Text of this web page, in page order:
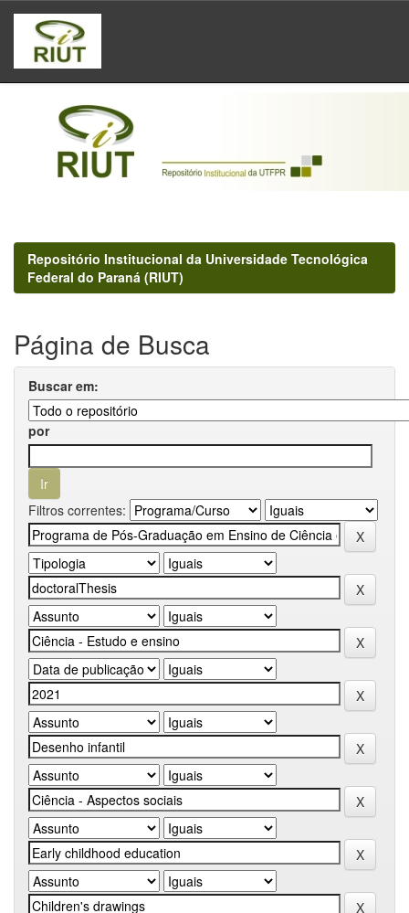
Skip
navigation
Repositório Institucional da Universidade Tecnológica
Federal do Paraná (RIUT)
Página de Busca
Buscar em:
por
Filtros correntes: